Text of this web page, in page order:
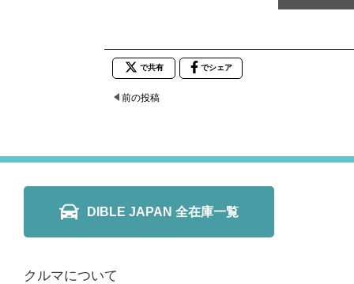
で共有 でシェア
前の投稿
DIBLE JAPAN 全在庫一覧
クルマについて